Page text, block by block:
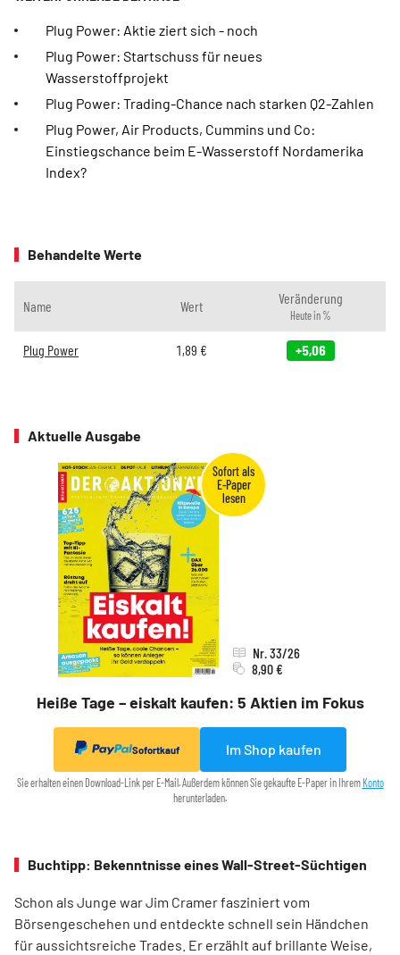
Plug Power: Aktie ziert sich - noch
Plug Power: Startschuss für neues
Wasserstoffprojekt
Plug Power: Trading-Chance nach starken Q2-Zahlen
Plug Power, Air Products, Cummins und Co:
Einstiegschance beim E-Wasserstoff Nordamerika
Index?
Behandelte Werte
Name Wert Veränderung
Heute in %
Plug Power 1,89 € +5,06
Aktuelle Ausgabe
Heiße Tage – eiskalt kaufen: 5 Aktien im Fokus
Nr. 33/26
8,90 €
Sofortkauf Im Shop kaufen
Sie erhalten einen Download-Link per E-Mail. Außerdem können Sie gekaufte E-Paper in Ihrem Konto
herunterladen.
Buchtipp: Bekenntnisse eines Wall-Street-Süchtigen
Schon als Junge war Jim Cramer fasziniert vom
Börsengeschehen und entdeckte schnell sein Händchen
für aussichtsreiche Trades. Er erzählt auf brillante Weise,